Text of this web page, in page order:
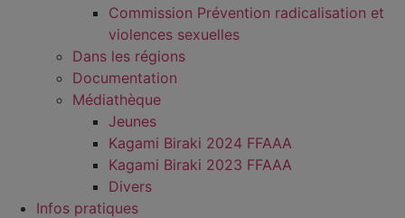
Commission Prévention radicalisation et
violences sexuelles
Dans les régions
Documentation
Médiathèque
Jeunes
Kagami Biraki 2024 FFAAA
Kagami Biraki 2023 FFAAA
Divers
Infos pratiques